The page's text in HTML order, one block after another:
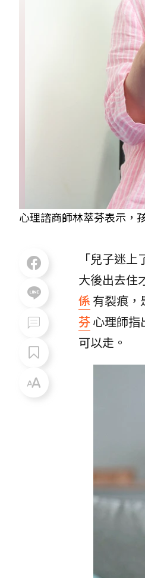
心理諮商師林萃芬表示，
「兒子迷
大後出去住
係 有裂痕，
芬心理師指
可以走。